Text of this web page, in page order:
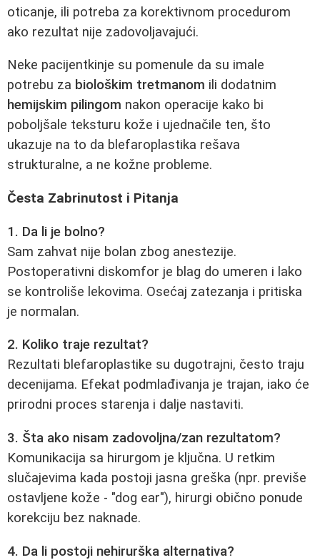
oticanje, ili potreba za korektivnom procedurom
ako rezultat nije zadovoljavajući.
Neke pacijentkinje su pomenule da su imale
potrebu za biološkim tretmanom ili dodatnim
hemijskim pilingom nakon operacije kako bi
poboljšale teksturu kože i ujednačile ten, što
ukazuje na to da blefaroplastika rešava
strukturalne, a ne kožne probleme.
Česta Zabrinutost i Pitanja
1. Da li je bolno?
Sam zahvat nije bolan zbog anestezije.
Postoperativni diskomfor je blag do umeren i lako
se kontroliše lekovima. Osećaj zatezanja i pritiska
je normalan.
2. Koliko traje rezultat?
Rezultati blefaroplastike su dugotrajni, često traju
decenijama. Efekat podmlađivanja je trajan, iako će
prirodni proces starenja i dalje nastaviti.
3. Šta ako nisam zadovoljna/zan rezultatom?
Komunikacija sa hirurgom je ključna. U retkim
slučajevima kada postoji jasna greška (npr. previše
ostavljene kože - "dog ear"), hirurgi obično ponude
korekciju bez naknade.
4. Da li postoji nehirurška alternativa?